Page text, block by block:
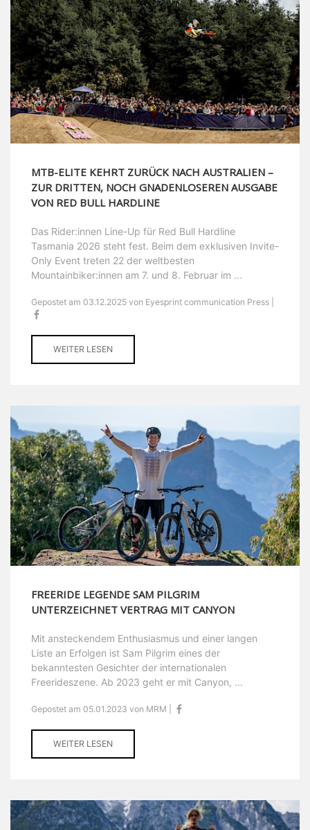
MTB-ELITE KEHRT ZURÜCK NACH AUSTRALIEN –
ZUR DRITTEN, NOCH GNADENLOSEREN AUSGABE
VON RED BULL HARDLINE
Das Rider:innen Line-Up für Red Bull Hardline
Tasmania 2026 steht fest. Beim dem exklusiven Invite-
Only Event treten 22 der weltbesten
Mountainbiker:innen am 7. und 8. Februar im ...
Gepostet am 03.12.2025 von Eyesprint communication Press |
WEITER LESEN
FREERIDE LEGENDE SAM PILGRIM
UNTERZEICHNET VERTRAG MIT CANYON
Mit ansteckendem Enthusiasmus und einer langen
Liste an Erfolgen ist Sam Pilgrim eines der
bekanntesten Gesichter der internationalen
Freerideszene. Ab 2023 geht er mit Canyon, ...
Gepostet am 05.01.2023 von MRM |
WEITER LESEN